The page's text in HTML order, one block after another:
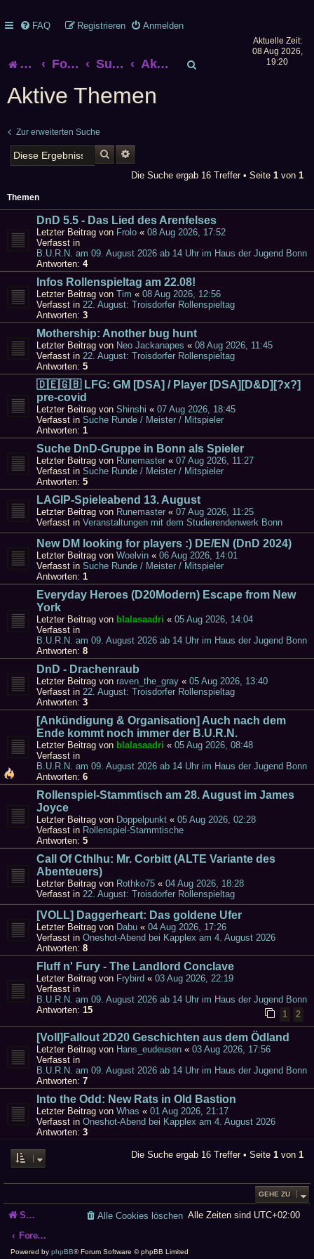
FAQ Anmelden
Registrieren
Startseite
Foren-Übersicht Suche Aktive Themen
e
Aktuelle Zeit:
08 Aug 2026,
19:20
Aktive Themen
Zur erweiterten Suche
SUCHE
Die Suche ergab 16 Treffer • Seite 1 von 1
Themen
DnD 5.5 - Das Lied des Arenfelses
Letzter Beitrag von Frolo « 08 Aug 2026, 17:52
Verfasst in
B.U.R.N. am 09. August 2026 ab 14 Uhr im Haus der Jugend Bonn
Antworten: 4
Infos Rollenspieltag am 22.08!
Letzter Beitrag von Tim « 08 Aug 2026, 12:56
Verfasst in 22. August: Troisdorfer Rollenspieltag
Antworten: 3
Mothership: Another bug hunt
Letzter Beitrag von Neo Jackanapes « 08 Aug 2026, 11:45
Verfasst in 22. August: Troisdorfer Rollenspieltag
Antworten: 5
🇩🇪🇬🇧 LFG: GM [DSA] / Player [DSA][D&D][?x?]
pre-covid
Letzter Beitrag von Shinshi « 07 Aug 2026, 18:45
Verfasst in Suche Runde / Meister / Mitspieler
Antworten: 1
Suche DnD-Gruppe in Bonn als Spieler
Letzter Beitrag von Runemaster « 07 Aug 2026, 11:27
Verfasst in Suche Runde / Meister / Mitspieler
Antworten: 5
LAGIP-Spieleabend 13. August
Letzter Beitrag von Runemaster « 07 Aug 2026, 11:25
Verfasst in Veranstaltungen mit dem Studierendenwerk Bonn
New DM looking for players :) DE/EN (DnD 2024)
Letzter Beitrag von Woelvin « 06 Aug 2026, 14:01
Verfasst in Suche Runde / Meister / Mitspieler
Antworten: 1
Everyday Heroes (D20Modern) Escape from New
York
Letzter Beitrag von blalasaadri « 05 Aug 2026, 14:04
Verfasst in
B.U.R.N. am 09. August 2026 ab 14 Uhr im Haus der Jugend Bonn
Antworten: 8
DnD - Drachenraub
Letzter Beitrag von raven_the_gray « 05 Aug 2026, 13:40
Verfasst in 22. August: Troisdorfer Rollenspieltag
Antworten: 3
[Ankündigung & Organisation] Auch nach dem
Ende kommt noch immer der B.U.R.N.
Letzter Beitrag von blalasaadri « 05 Aug 2026, 08:48
Verfasst in
B.U.R.N. am 09. August 2026 ab 14 Uhr im Haus der Jugend Bonn
Antworten: 6
Rollenspiel-Stammtisch am 28. August im James
Joyce
Letzter Beitrag von Doppelpunkt « 05 Aug 2026, 02:28
Verfasst in Rollenspiel-Stammtische
Antworten: 5
Call Of Cthlhu: Mr. Corbitt (ALTE Variante des
Abenteuers)
Letzter Beitrag von Rothko75 « 04 Aug 2026, 18:28
Verfasst in 22. August: Troisdorfer Rollenspieltag
[VOLL] Daggerheart: Das goldene Ufer
Letzter Beitrag von Dabu « 04 Aug 2026, 17:26
Verfasst in Oneshot-Abend bei Kapplex am 4. August 2026
Antworten: 8
Fluff n' Fury - The Landlord Conclave
Letzter Beitrag von Frybird « 03 Aug 2026, 22:19
Verfasst in
B.U.R.N. am 09. August 2026 ab 14 Uhr im Haus der Jugend Bonn
Antworten: 15 1 2
[Voll]Fallout 2D20 Geschichten aus dem Ödland
Letzter Beitrag von Hans_eudeusen « 03 Aug 2026, 17:56
Verfasst in
B.U.R.N. am 09. August 2026 ab 14 Uhr im Haus der Jugend Bonn
Antworten: 7
Into the Odd: New Rats in Old Bastion
Letzter Beitrag von Whas « 01 Aug 2026, 21:17
Verfasst in Oneshot-Abend bei Kapplex am 4. August 2026
Antworten: 3
Die Suche ergab 16 Treffer • Seite 1 von 1
GEHE ZU
Startseite
Foren-Übersicht
Alle Zeiten sind UTC+02:00
Alle Cookies löschen
Powered by phpBB® Forum Software © phpBB Limited